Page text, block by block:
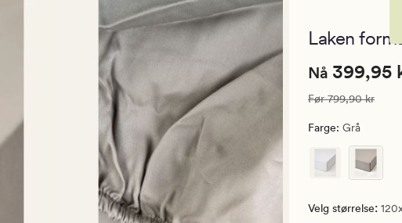
Laken
Nåværende
399,95
kr.
pris
799,90
Nå 399,95
Vanlig pris 799,90 kr
Før799,90 kr
Farge: Grå
Velg størrelse: